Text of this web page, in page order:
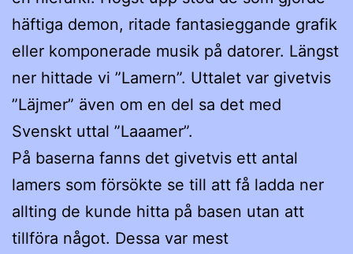
häftiga demon, ritade fantasieggande grafik
eller komponerade musik på datorer. Längst
ner hittade vi ”Lamern”. Uttalet var givetvis
”Läjmer” även om en del sa det med
Svenskt uttal ”Laaamer”.
På baserna fanns det givetvis ett antal
lamers som försökte se till att få ladda ner
allting de kunde hitta på basen utan att
tillföra något. Dessa var mest